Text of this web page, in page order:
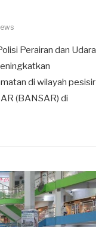
Perairan dan Udara
di wilayah pesisir
(BANSAR) di